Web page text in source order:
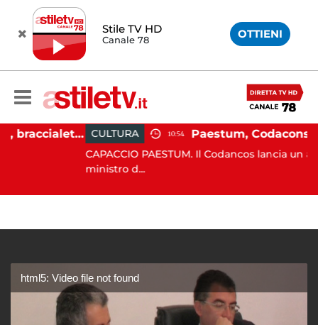
Stile TV HD
Canale 78 OTTIENI
Martina Carbonaro, braccialetto elettronico per i genitori della 14enne uccisa dall'ex CULTURA 10:54
CAPACCIO PAESTUM. Il Codancos lancia un appello al
ministro d...
html5: Video file not found